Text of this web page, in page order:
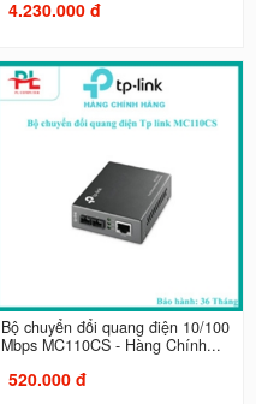
4.230.000 đ
Bộ chuyển đổi quang điện 10/100
Mbps MC110CS - Hàng Chính...
520.000 đ